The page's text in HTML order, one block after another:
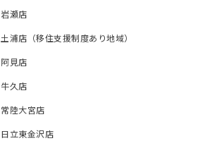
瀬店
浦店（移住支援制度あり地域）
見店
久店
常陸大宮店
日立東金沢店